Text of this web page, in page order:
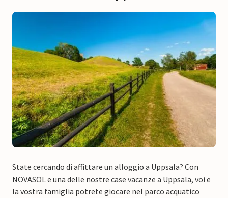
State cercando di affittare un alloggio a Uppsala? Con
NOVASOL e una delle nostre case vacanze a Uppsala, voi e
la vostra famiglia potrete giocare nel parco acquatico